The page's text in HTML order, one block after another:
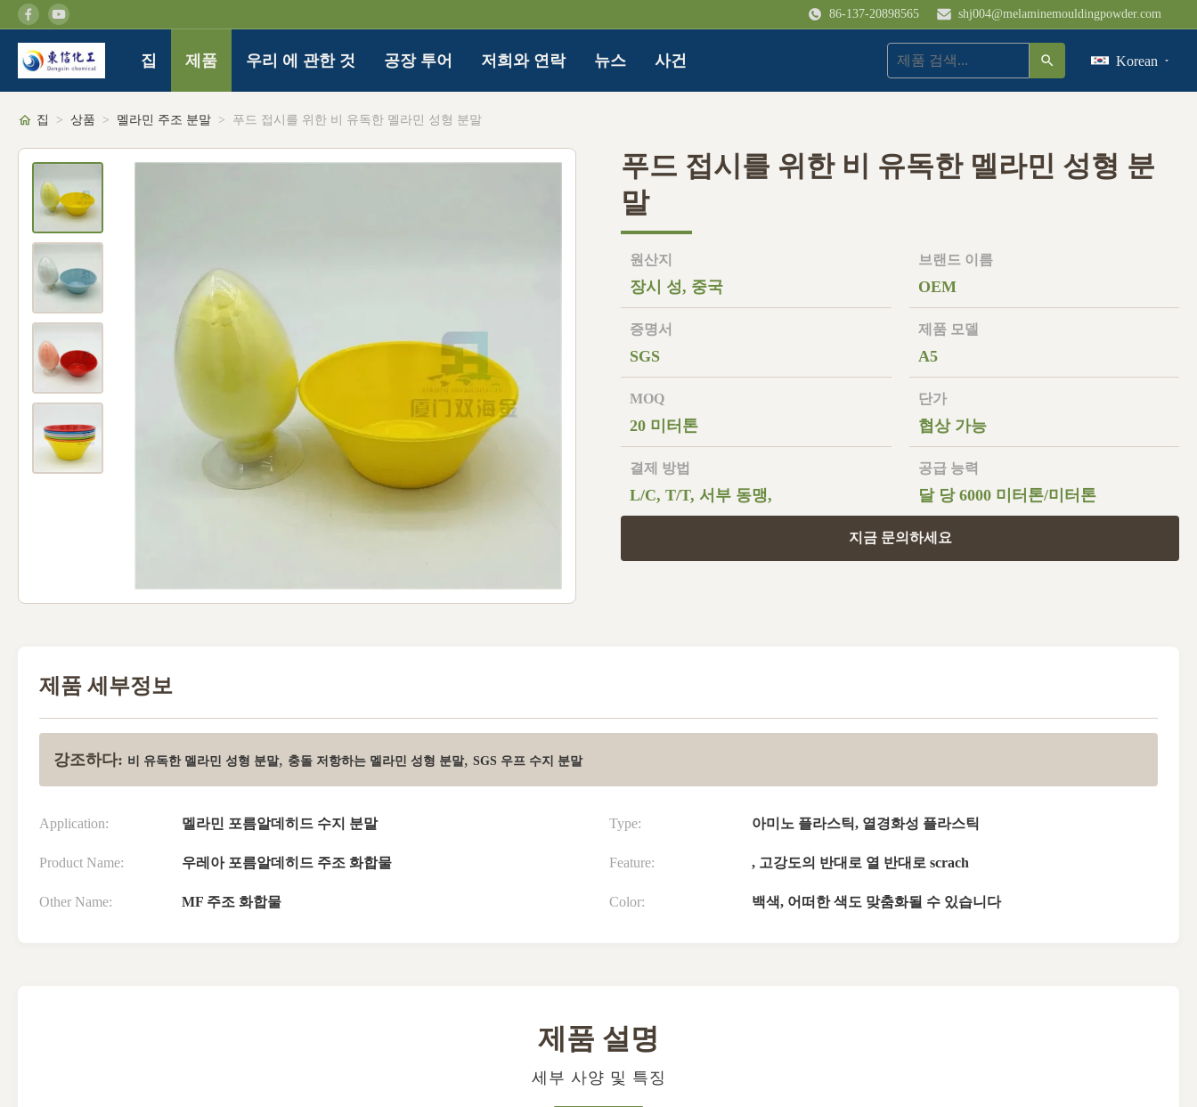
86-137-20898565 shj004@melaminemouldingpowder.com
집 제품 우리 에 관한 것 공장 투어 저희와 연락 뉴스 사건 Korean
집 > 상품 > 멜라민 주조 분말 > 푸드 접시를 위한 비 유독한 멜라민 성형 분말
푸드 접시를 위한 비 유독한 멜라민 성형 분
말
원산지
장시 성, 중국
브랜드 이름
OEM
증명서
SGS
제품 모델
A5
MOQ
20 미터톤
단가
협상 가능
결제 방법
L/C, T/T, 서부 동맹,
공급 능력
달 당 6000 미터톤/미터톤
지금 문의하세요
제품 세부정보
강조하다: 비 유독한 멜라민 성형 분말, 충돌 저항하는 멜라민 성형 분말, SGS 우프 수지 분말
Application: 멜라민 포름알데히드 수지 분말 Type: 아미노 플라스틱, 열경화성 플라스틱
Product Name: 우레아 포름알데히드 주조 화합물 Feature: , 고강도의 반대로 열 반대로 scrach
Other Name: MF 주조 화합물 Color: 백색, 어떠한 색도 맞춤화될 수 있습니다
제품 설명
세부 사양 및 특징